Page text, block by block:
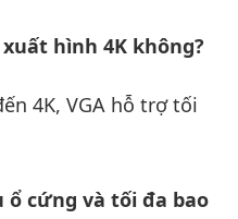
xuất hình 4K không?
4K, VGA hỗ trợ tối
cứng và tối đa bao